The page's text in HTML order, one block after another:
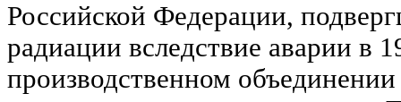
Российской Федерации,
радиации вследствие аварии в
производственном